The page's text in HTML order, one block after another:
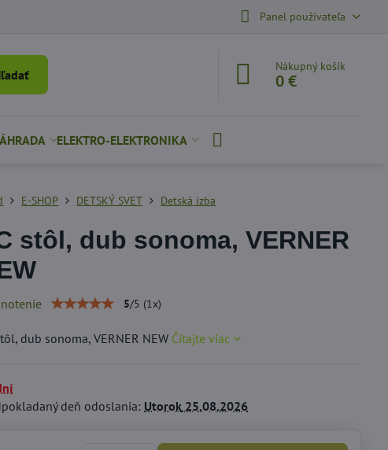
Panel používateľa
Nákupný košík
0 €
ELEKTRO-ELEKTRONIKA
E-SHOP DETSKÝ SVET Detská izba
stôl, dub sonoma, VERNER
5/5 (1x)
dub sonoma, VERNER NEW Čítajte viac
deň odoslania: Utorok 25.08.2026